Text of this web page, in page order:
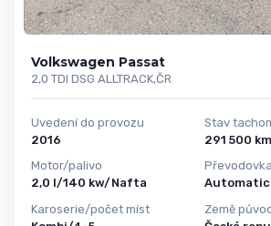
Volkswagen Passat
2,0 TDI DSG ALLTRACK,ČR
Uvedení do provozu
2016
Motor/palivo
2,0 l/140 kw/Nafta
Karoserie/počet míst
Stav
291 500 km
Země